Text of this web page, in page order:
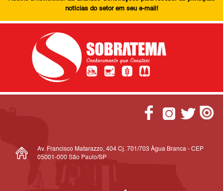
notícias do setor em seu e-mail!
Av. Francisco Matarazzo, 404 Cj. 701/703 Água Branca - CEP
05001-000 São Paulo/SP